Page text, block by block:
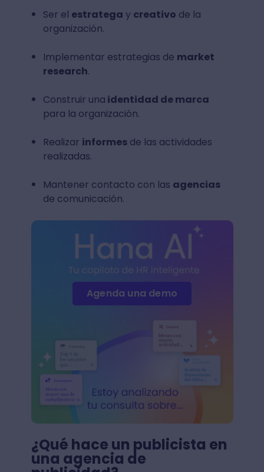
Ser el estratega y creativo de la
organización.
Implementar estrategias de market
research.
Construir una identidad de marca
para la organización.
Realizar informesde las actividades
realizadas.
Mantener contacto con las agencias
de comunicación.
Agenda una demo
¿Qué hace un publicista en
una agencia de